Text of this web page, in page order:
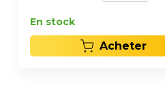
En stock
Acheter